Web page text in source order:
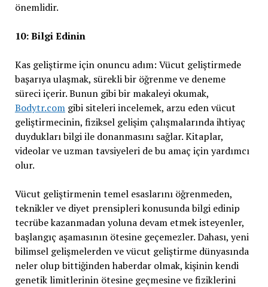
önemlidir.
10: Bilgi Edinin
Kas geliştirme için onuncu adım: Vücut geliştirmede
başarıya ulaşmak, sürekli bir öğrenme ve deneme
süreci içerir. Bunun gibi bir makaleyi okumak,
Bodytr.comgibi siteleri incelemek, arzu eden vücut
geliştirmecinin, fiziksel gelişim çalışmalarında ihtiyaç
duydukları bilgi ile donanmasını sağlar. Kitaplar,
videolar ve uzman tavsiyeleri de bu amaç için yardımcı
olur.
Vücut geliştirmenin temel esaslarını öğrenmeden,
teknikler ve diyet prensipleri konusunda bilgi edinip
tecrübe kazanmadan yoluna devam etmek isteyenler,
başlangıç aşamasının ötesine geçemezler. Dahası, yeni
bilimsel gelişmelerden ve vücut geliştirme dünyasında
neler olup bittiğinden haberdar olmak, kişinin kendi
genetik limitlerinin ötesine geçmesine ve fiziklerini